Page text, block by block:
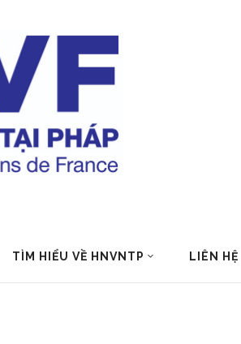
TÌM HIỂU VỀ HNVNTP LIÊN HỆ